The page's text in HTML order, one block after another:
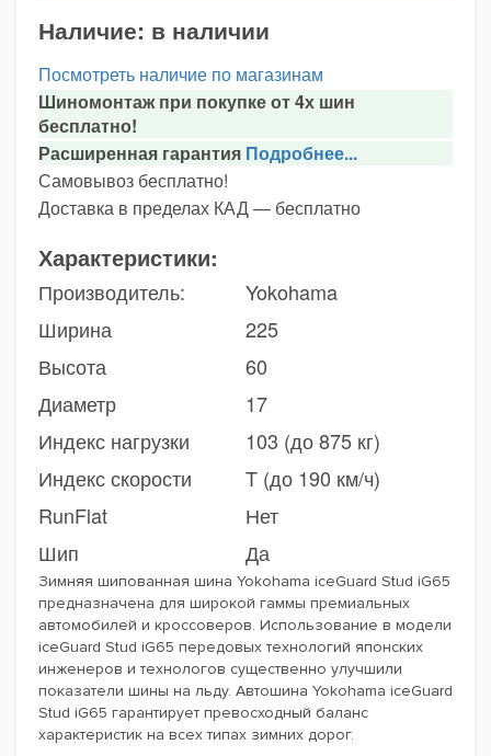
Наличие: в наличии
Посмотреть наличие по магазинам
Шиномонтаж при покупке от 4х шин
бесплатно!
Расширенная гарантия Подробнее...
Самовывоз бесплатно!
Доставка в пределах КАД — бесплатно
Характеристики:
Производитель:
Yokohama
Ширина
225
Высота
60
Диаметр
17
Индекс нагрузки
103 (до 875 кг)
Индекс скорости
T (до 190 км/ч)
RunFlat
Нет
Шип
Да
Зимняя шипованная шина Yokohama iceGuard Stud iG65
предназначена для широкой гаммы премиальных
автомобилей и кроссоверов. Использование в модели
iceGuard Stud iG65 передовых технологий японских
инженеров и технологов существенно улучшили
показатели шины на льду. Автошина Yokohama iceGuard
Stud iG65 гарантирует превосходный баланс
характеристик на всех типах зимних дорог.